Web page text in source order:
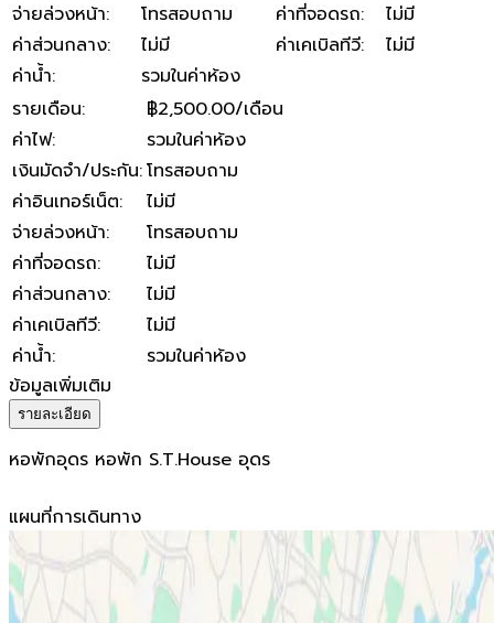
จ่ายล่วงหน้า: โทรสอบถาม ค่าที่จอดรถ:
ไม่มี
ค่าส่วนกลาง: ไม่มี ค่าเคเบิลทีวี:
ไม่มี
ค่าน้ำ:
รวมในค่าห้อง
รายเดือน:
฿2,500.00/เดือน
ค่าไฟ:
รวมในค่าห้อง
เงินมัดจำ/ประกัน:โทรสอบถาม
ค่าอินเทอร์เน็ต:
ไม่มี
จ่ายล่วงหน้า:
โทรสอบถาม
ค่าที่จอดรถ:
ไม่มี
ค่าส่วนกลาง:
ไม่มี
ค่าเคเบิลทีวี:
ไม่มี
ค่าน้ำ:
รวมในค่าห้อง
ข้อมูลเพิ่มเติม
รายละเอียด
หอพักอุดร หอพัก S.T.House อุดร
แผนที่การเดินทาง